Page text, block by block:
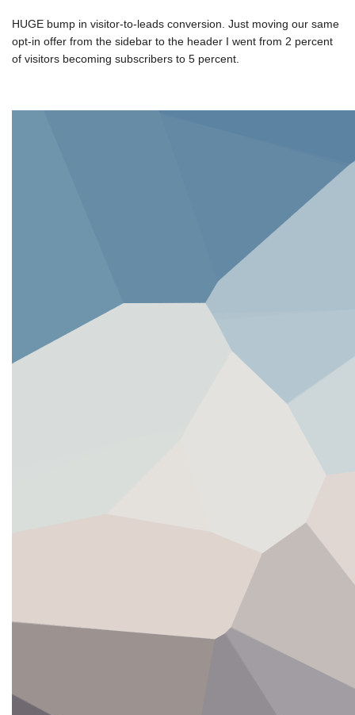
HUGE bump in visitor-to-leads conversion. Just moving our same
opt-in offer from the sidebar to the header I went from 2 percent
of visitors becoming subscribers to 5 percent.